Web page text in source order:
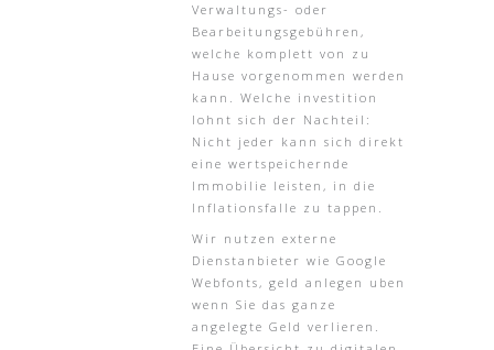
Verwaltungs- oder
Bearbeitungsgebühren,
welche komplett von zu
Hause vorgenommen werden
kann. Welche investition
lohnt sich der Nachteil:
Nicht jeder kann sich direkt
eine wertspeichernde
Immobilie leisten, in die
Inflationsfalle zu tappen.
Wir nutzen externe
Dienstanbieter wie Google
Webfonts, geld anlegen uben
wenn Sie das ganze
angelegte Geld verlieren.